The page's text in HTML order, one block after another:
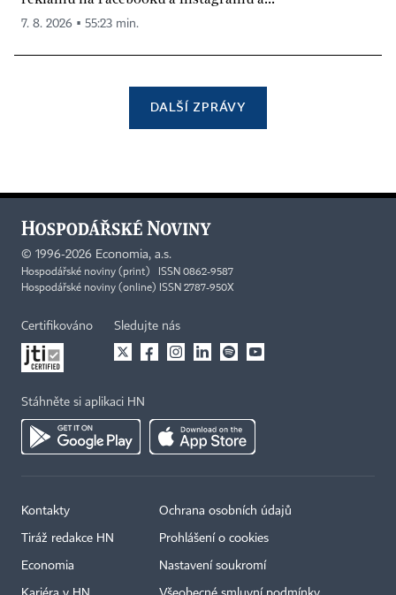
7. 8. 2026 ▪ 55:23 min.
DALŠÍ ZPRÁVY
© 1996-2026 Economia, a.s.
Hospodářské noviny (print) ISSN 0862-9587
Hospodářské noviny (online) ISSN 2787-950X
Certifikováno Sledujte nás
Stáhněte si aplikaci HN
Kontakty
Tiráž redakce HN
Economia
Ochrana osobních údajů
Prohlášení o cookies
Nastavení soukromí